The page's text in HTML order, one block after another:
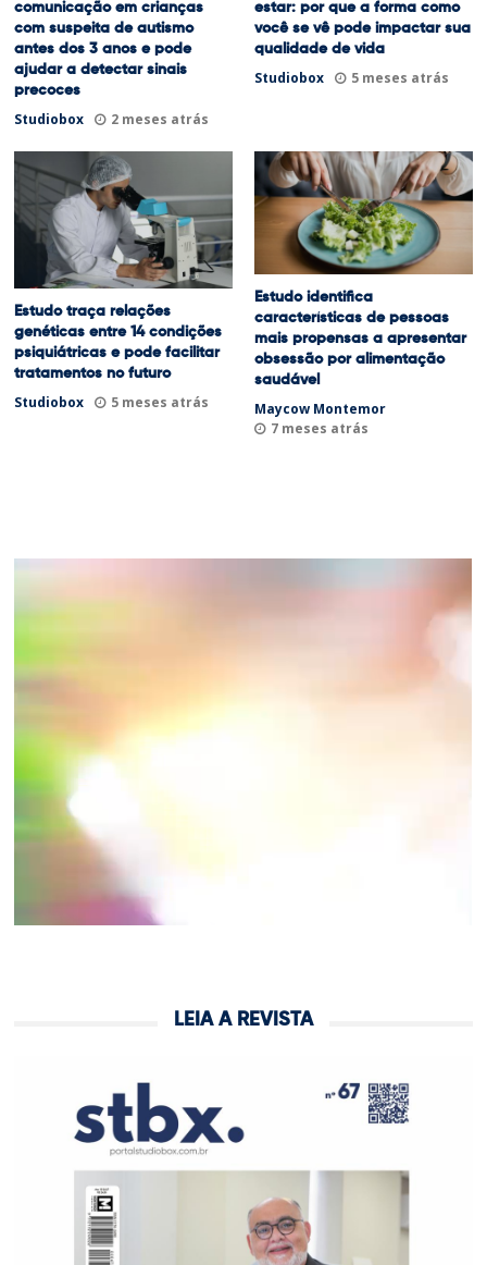
comunicação em crianças
com suspeita de autismo
antes dos 3 anos e pode
ajudar a detectar sinais
precoces
Studiobox 2 meses atrás
estar: por que a forma como
você se vê pode impactar sua
qualidade de vida
Studiobox 5 meses atrás
Estudo traça relações
genéticas entre 14 condições
psiquiátricas e pode facilitar
tratamentos no futuro
Studiobox 5 meses atrás
Estudo identifica
características de pessoas
mais propensas a apresentar
obsessão por alimentação
saudável
Maycow Montemor
7 meses atrás
LEIA A REVISTA